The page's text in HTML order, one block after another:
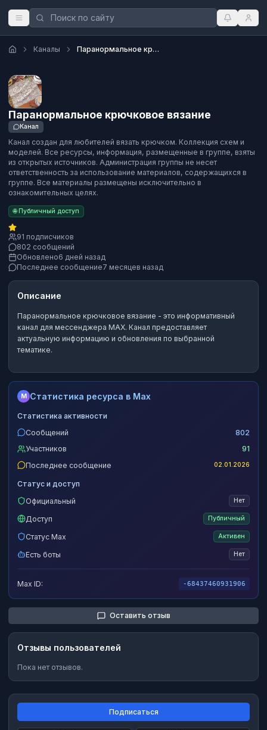
Каналы Паранормальное крючковое вязание
Паранормальное крючковое вязание
Канал
Канал создан для любителей вязать крючком. Коллекция схем и
моделей. Все ресурсы, информация, размещенные в группе, взяты
из открытых источников. Администрация группы не несет
ответственность за использование материалов, содержащихся в
группе. Все материалы размещены исключительно в
ознакомительных целях.
🌐 Публичный доступ
91 подписчиков
802 сообщений
Обновлено6 дней назад
Последнее сообщение7 месяцев назад
Описание
Паранормальное крючковое вязание - это информативный
канал для мессенджера MAX. Канал предоставляет
актуальную информацию и обновления по выбранной
тематике.
M Статистика ресурса в Max
Статистика активности
Сообщений
802
Участников
91
Последнее сообщение
02.01.2026
Статус и доступ
Официальный
Нет
Доступ Публичный
Статус Max Активен
Есть боты Нет
Max ID: -68437460931906
Оставить отзыв
Отзывы пользователей
Пока нет отзывов.
Подписаться